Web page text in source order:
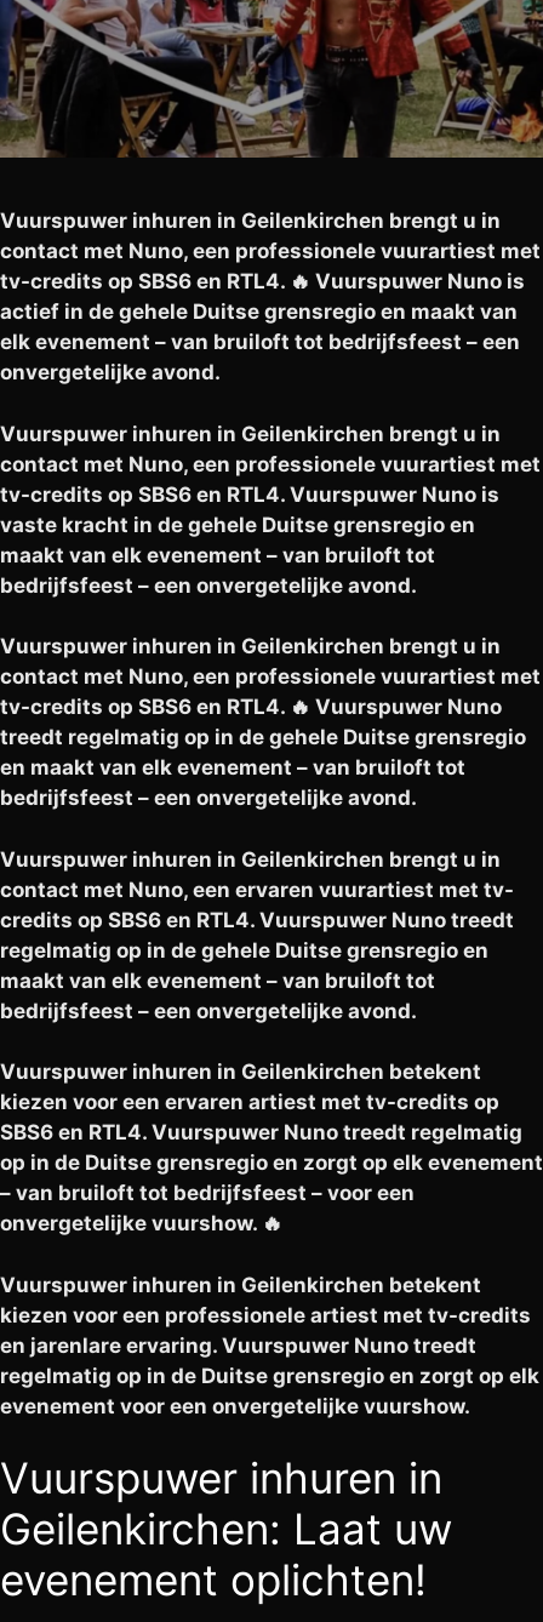
Vuurspuwer inhuren in Geilenkirchen brengt u in
contact met Nuno, een professionele vuurartiest met
tv-credits op SBS6 en RTL4. 🔥 Vuurspuwer Nuno is
actief in de gehele Duitse grensregio en maakt van
elk evenement – van bruiloft tot bedrijfsfeest – een
onvergetelijke avond.
Vuurspuwer inhuren in Geilenkirchen brengt u in
contact met Nuno, een professionele vuurartiest met
tv-credits op SBS6 en RTL4. Vuurspuwer Nuno is
vaste kracht in de gehele Duitse grensregio en
maakt van elk evenement – van bruiloft tot
bedrijfsfeest – een onvergetelijke avond.
Vuurspuwer inhuren in Geilenkirchen brengt u in
contact met Nuno, een professionele vuurartiest met
tv-credits op SBS6 en RTL4. 🔥 Vuurspuwer Nuno
treedt regelmatig op in de gehele Duitse grensregio
en maakt van elk evenement – van bruiloft tot
bedrijfsfeest – een onvergetelijke avond.
Vuurspuwer inhuren in Geilenkirchen brengt u in
contact met Nuno, een ervaren vuurartiest met tv-
credits op SBS6 en RTL4. Vuurspuwer Nuno treedt
regelmatig op in de gehele Duitse grensregio en
maakt van elk evenement – van bruiloft tot
bedrijfsfeest – een onvergetelijke avond.
Vuurspuwer inhuren in Geilenkirchen betekent
kiezen voor een ervaren artiest met tv-credits op
SBS6 en RTL4. Vuurspuwer Nuno treedt regelmatig
op in de Duitse grensregio en zorgt op elk evenement
– van bruiloft tot bedrijfsfeest – voor een
onvergetelijke vuurshow. 🔥
Vuurspuwer inhuren in Geilenkirchen betekent
kiezen voor een professionele artiest met tv-credits
en jarenlare ervaring. Vuurspuwer Nuno treedt
regelmatig op in de Duitse grensregio en zorgt op elk
evenement voor een onvergetelijke vuurshow.
Vuurspuwer inhuren in
Geilenkirchen: Laat uw
evenement oplichten!